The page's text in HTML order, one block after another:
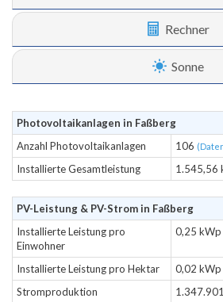
Rechner
Sonne
Photovoltaikanlagen in Faßberg
Anzahl Photovoltaikanlagen
106
Installierte Gesamtleistung 1.545,56
PV-Leistung & PV-Strom in Faßberg
Installierte Leistung pro
Einwohner
0,25 kWp
Installierte Leistung pro Hektar
0,02 kWp
Stromproduktion